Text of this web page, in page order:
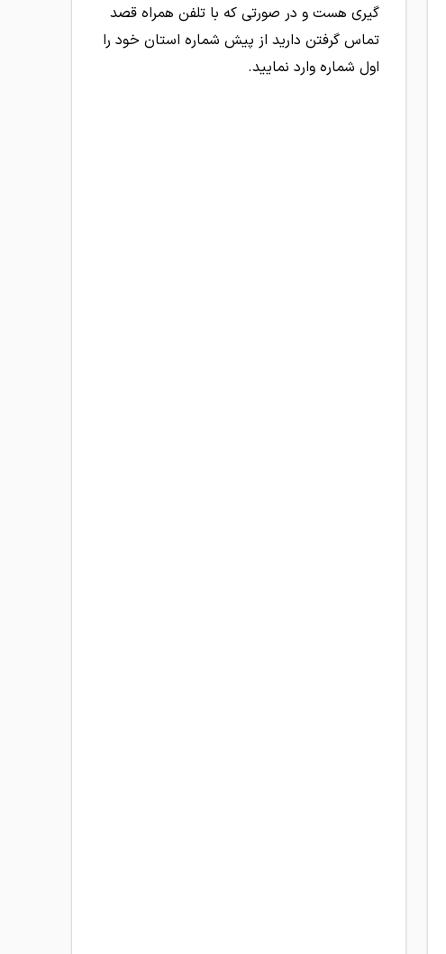
گیری هست و در صورتی که با تلفن همراه قصد
تماس گرفتن دارید از پیش شماره استان خود را
اول شماره وارد نمایید.